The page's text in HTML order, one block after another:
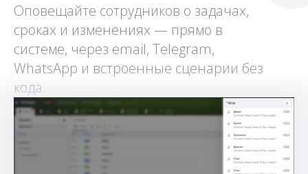
Оповещайте сотрудников о задачах,
сроках и изменениях — прямо в
системе, через email, Telegram,
WhatsApp и встроенные сценарии без
кода.